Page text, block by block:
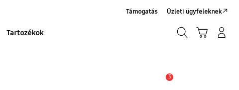
Tartozékok
Támogatás Üzleti ügyfeleknek
3